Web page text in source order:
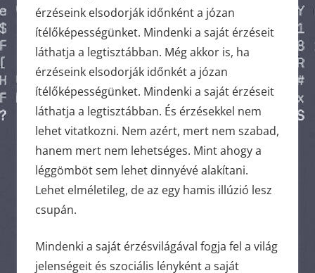
érzéseink elsodorják időnként a józan
ítélőképességünket. Mindenki a saját érzéseit
láthatja a legtisztábban. Még akkor is, ha
érzéseink elsodorják időnkét a józan
ítélőképességünket. Mindenki a saját érzéseit
láthatja a legtisztábban. És érzésekkel nem
lehet vitatkozni. Nem azért, mert nem szabad,
hanem mert nem lehetséges. Mint ahogy a
léggömböt sem lehet dinnyévé alakítani.
Lehet elméletileg, de az egy hamis illúzió lesz
csupán.
Mindenki a saját érzésvilágával fogja fel a világ
jelenségeit és szociális lényként a saját